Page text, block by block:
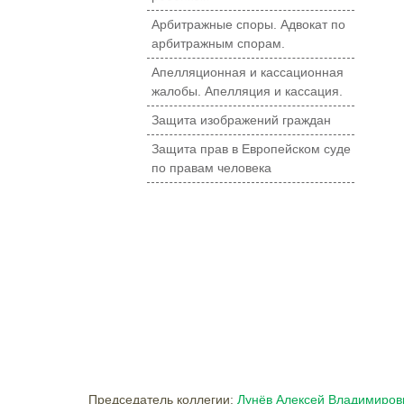
Арбитражные споры. Адвокат по
арбитражным спорам.
Апелляционная и кассационная
жалобы. Апелляция и кассация.
Защита изображений граждан
Защита прав в Европейском суде
по правам человека
Председатель коллегии: Лунёв Алексей